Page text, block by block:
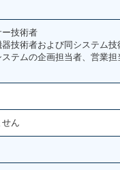
ー技術者
器技術者および同システム技
ステムの企画担当者、営業担
せん